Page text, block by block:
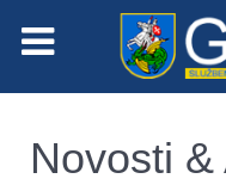
Novosti